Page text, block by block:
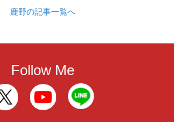
鹿野の記事一覧へ
Follow Me